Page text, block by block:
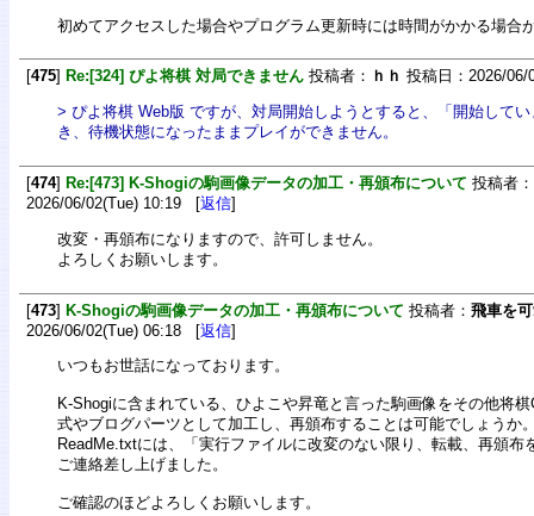
初めてアクセスした場合やプログラム更新時には時間がかかる場合
[475] Re:[324] ぴよ将棋 対局できません 投稿者： ｈｈ 投稿日：2026/
> ぴよ将棋 Web版 ですが、対局開始しようとすると、「開始して
き、待機状態になったままプレイができません。
[474] Re:[473] K-Shogiの駒画像データの加工・再頒布について 投稿者：
2026/06/02(Tue) 10:19 [返信]
改変・再頒布になりますので、許可しません。
よろしくお願いします。
[473] K-Shogiの駒画像データの加工・再頒布について 投稿者： 飛車を
2026/06/02(Tue) 06:18 [返信]
いつもお世話になっております。
K-Shogiに含まれている、ひよこや昇竜と言った駒画像をその他将
式やブログパーツとして加工し、再頒布することは可能でしょうか
ReadMe.txtには、「実行ファイルに改変のない限り、転載、再頒布
ご連絡差し上げました。
ご確認のほどよろしくお願いします。